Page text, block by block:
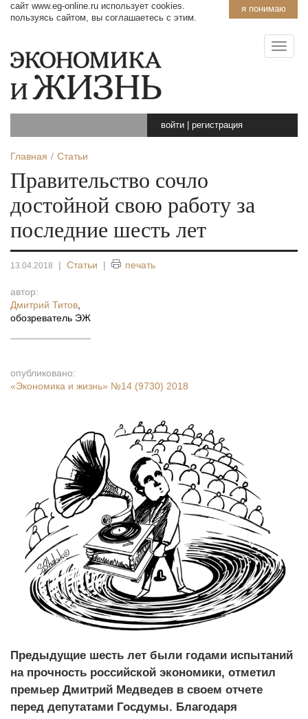
я понимаю
сайт www.eg-online.ru использует cookies.
пользуясь сайтом, вы соглашаетесь с этим.
войти регистрация
Главная Статьи
Правительство сочло
достойной свою работу за
последние шесть лет
13.04.2018 | Статьи | печать
автор:
Дмитрий Титов
обозреватель ЭЖ
опубликовано:
«Экономика и жизнь» №14 (9730) 2018
Предыдущие шесть лет были годами испытаний
на прочность российской экономики, отметил
премьер Дмитрий Медведев в своем отчете
перед депутатами Госдумы. Благодаря